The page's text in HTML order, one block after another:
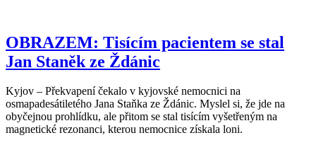
OBRAZEM: Tisícím pacientem se stal
Jan Staněk ze Ždánic
Kyjov – Překvapení čekalo v kyjovské nemocnici na
osmapadesátiletého Jana Staňka ze Ždánic. Myslel si, že jde na
obyčejnou prohlídku, ale přitom se stal tisícím vyšetřeným na
magnetické rezonanci, kterou nemocnice získala loni.